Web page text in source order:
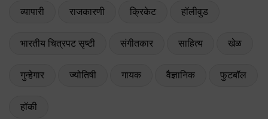
व्यापारी राजकारणी क्रिकेट हॉलीवुड
भारतीय चित्रपट सृष्टी संगीतकार साहित्य खेळ
गुन्हेगार ज्योतिषी गायक वैज्ञानिक फुटबॉल
हॉकी